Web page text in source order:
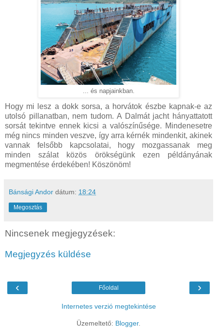
... és napjainkban.
Hogy mi lesz a dokk sorsa, a horvátok észbe kapnak-e az
utolsó pillanatban, nem tudom. A Dalmát jacht hányattatott
sorsát tekintve ennek kicsi a valószínűsége. Mindenesetre
még nincs minden veszve, így arra kérnék mindenkit, akinek
vannak felsőbb kapcsolatai, hogy mozgassanak meg
minden szálat közös örökségünk ezen példányának
megmentése érdekében! Köszönöm!
Bánsági Andor dátum: 18:24
Megosztás
Nincsenek megjegyzések:
Megjegyzés küldése
‹ ›
Főoldal
Internetes verzió megtekintése
Üzemeltető: Blogger.